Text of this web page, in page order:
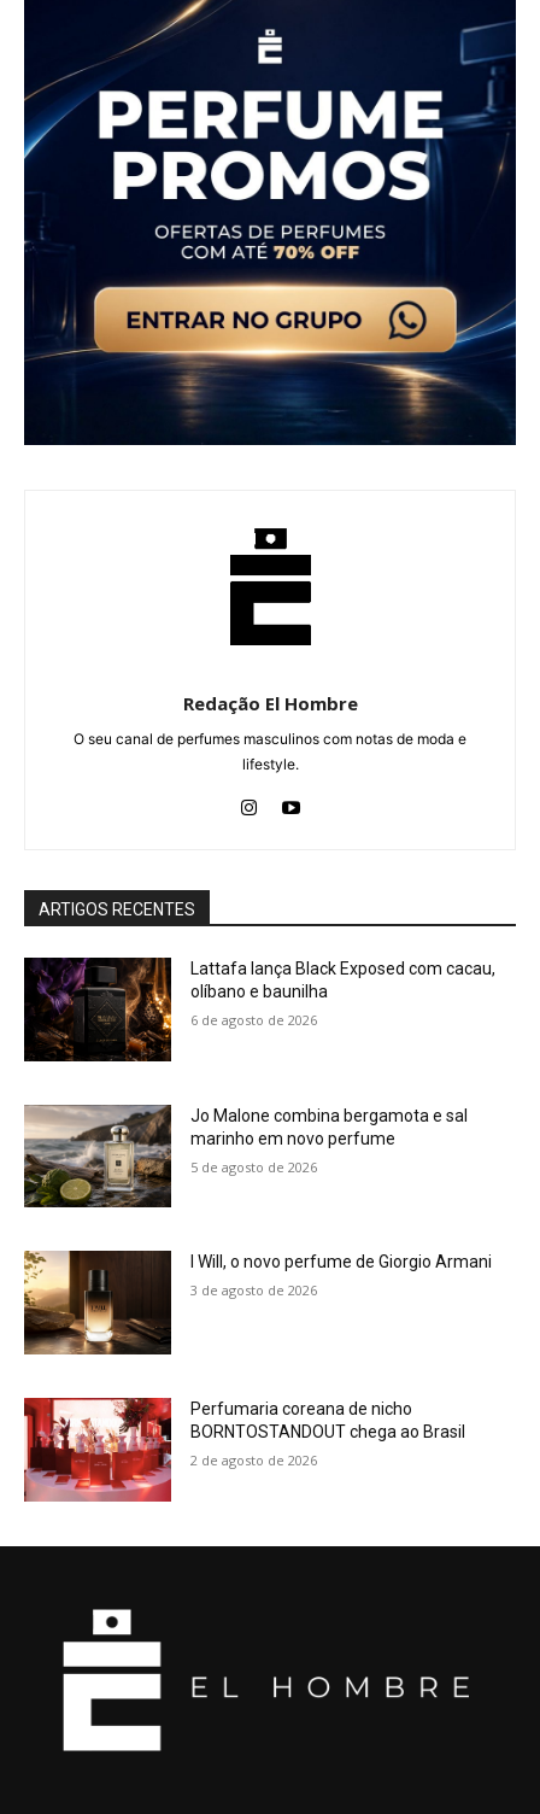
Redação El Hombre
O seu canal de perfumes masculinos com notas de moda e
lifestyle.
ARTIGOS RECENTES
Lattafa lança Black Exposed com cacau,
olíbano e baunilha
6 de agosto de 2026
Jo Malone combina bergamota e sal
marinho em novo perfume
5 de agosto de 2026
I Will, o novo perfume de Giorgio Armani
3 de agosto de 2026
Perfumaria coreana de nicho
BORNTOSTANDOUT chega ao Brasil
2 de agosto de 2026